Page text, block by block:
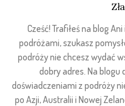
Cześć! Trafiłeś na blog
podróżami, szukasz
podróży nie chcesz wydać
dobry adres. Na blogu
doświadczeniami z podróży
po Azji, Australii i Nowej